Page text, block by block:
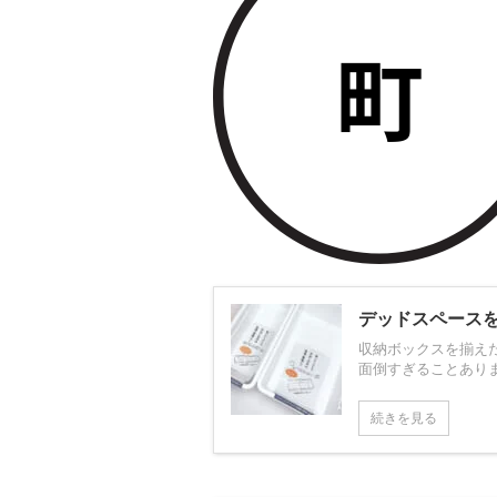
デッドスペース
収納ボックスを揃え
面倒すぎることあり
続きを見る